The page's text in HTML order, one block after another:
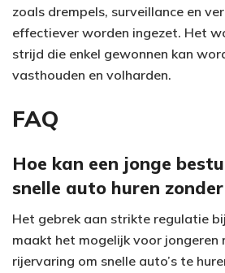
zoals drempels, surveillance en
effectiever worden ingezet. Het
strijd die enkel gewonnen kan
vasthouden en volharden.
FAQ
Hoe kan een jonge
snelle auto huren
Het gebrek aan strikte regulatie
maakt het mogelijk voor jongeren
rijervaring om snelle auto’s te